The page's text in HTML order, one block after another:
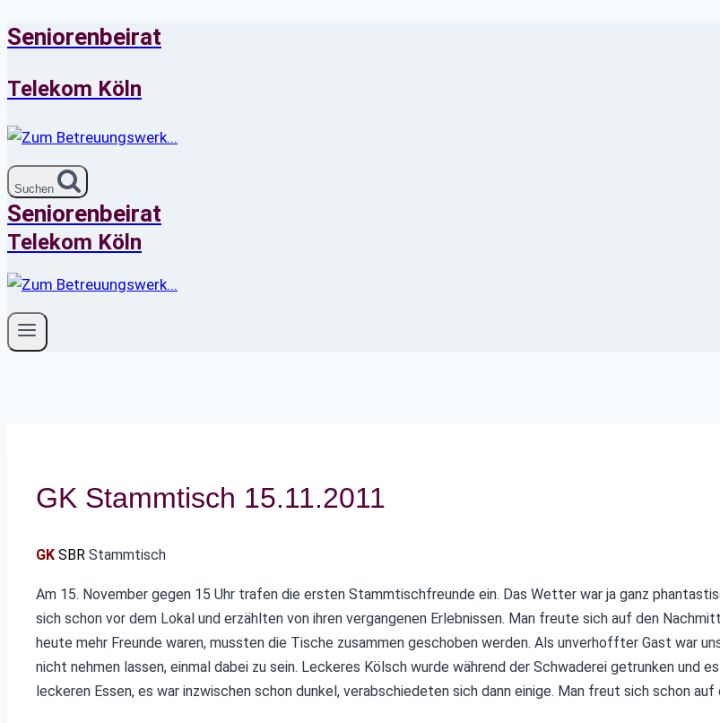
Zum
springen
Seniorenbeirat
Telekom Köln
Suchen
Seniorenbeirat
Telekom Köln
GK Stammtisch 15.11.2011
GK SBR Stammtisch
Am 15. November gegen 15 Uhr trafen die ersten Stammtischfreunde ein. Das Wetter war ja ganz
sich schon vor dem Lokal und erzählten von ihren vergangenen Erlebnissen. Man freute sich auf den
heute mehr Freunde waren, mussten die Tische zusammen geschoben werden. Als unverhoffter Gast war
nicht nehmen lassen, einmal dabei zu sein. Leckeres Kölsch wurde während der Schwaderei getrunken und
leckeren Essen, es war inzwischen schon dunkel, verabschiedeten sich dann einige. Man freut sich schon